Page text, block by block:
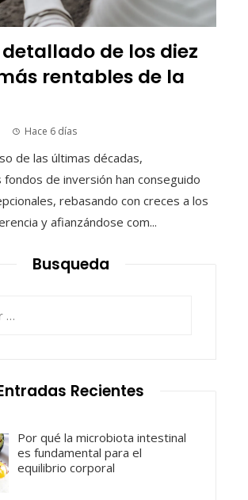
de los diez
rentables de la
Hace 6 días
de las últimas décadas,
de inversión han conseguido
rebasando con creces a los
y afianzándose com...
Busqueda
Recientes
Por qué la microbiota intestinal
es fundamental para el
equilibrio corporal